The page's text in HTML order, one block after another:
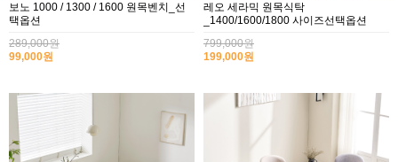
보노 1000 / 1300 / 1600 원목벤치_선
택옵션
289,000원
99,000원
레오 세라믹 원목식탁
_1400/1600/1800 사이즈선택옵션
799,000원
199,000원